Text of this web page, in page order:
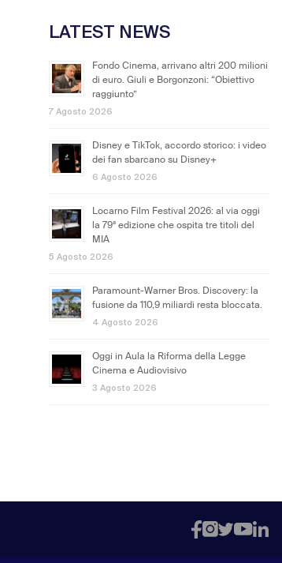
LATEST NEWS
Fondo Cinema, arrivano altri 200 milioni
di euro. Giuli e Borgonzoni: “Obiettivo
raggiunto”
7 Agosto 2026
Disney e TikTok, accordo storico: i video
dei fan sbarcano su Disney+
6 Agosto 2026
Locarno Film Festival 2026: al via oggi
la 79ª edizione che ospita tre titoli del
MIA
5 Agosto 2026
Paramount-Warner Bros. Discovery: la
fusione da 110,9 miliardi resta bloccata.
4 Agosto 2026
Oggi in Aula la Riforma della Legge
Cinema e Audiovisivo
3 Agosto 2026